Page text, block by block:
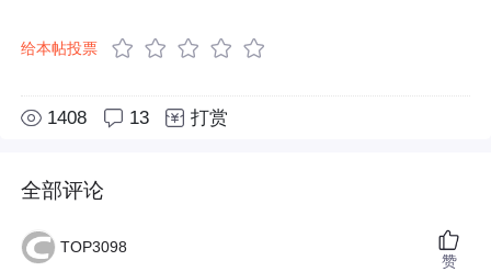
给本帖投票
1408 13 打赏
全部评论
TOP3098
赞